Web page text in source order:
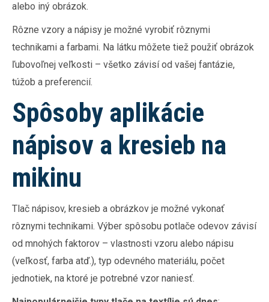
alebo iný obrázok.
Rôzne vzory a nápisy je možné vyrobiť rôznymi
technikami a farbami. Na látku môžete tiež použiť obrázok
ľubovoľnej veľkosti – všetko závisí od vašej fantázie,
túžob a preferencií.
Spôsoby aplikácie
nápisov a kresieb na
mikinu
Tlač nápisov, kresieb a obrázkov je možné vykonať
rôznymi technikami. Výber spôsobu potlače odevov závisí
od mnohých faktorov – vlastnosti vzoru alebo nápisu
(veľkosť, farba atď.), typ odevného materiálu, počet
jednotiek, na ktoré je potrebné vzor naniesť.